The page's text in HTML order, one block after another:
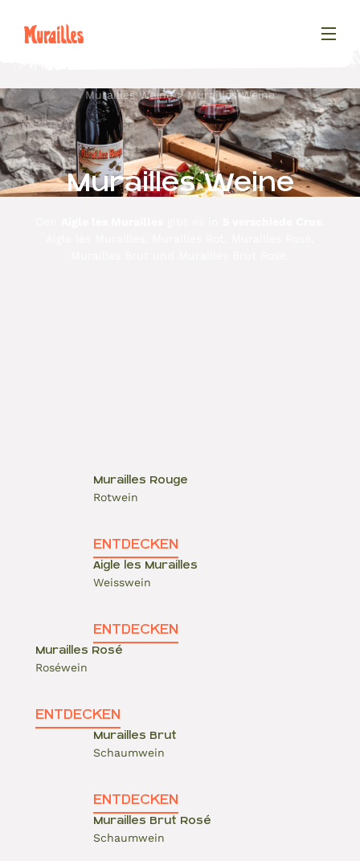
Murailles Weine Murailles Weine
Murailles Weine
Murailles Rouge
Rotwein
ENTDECKEN
Aigle les Murailles
Weisswein
ENTDECKEN
Murailles Rosé
Roséwein
ENTDECKEN
Murailles Brut
Schaumwein
ENTDECKEN
Murailles Brut Rosé
Schaumwein